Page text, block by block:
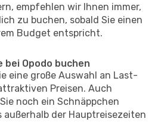
empfehlen wir Ihnen immer,
zu buchen, sobald Sie einen
Budget entspricht.
Opodo buchen
eine große Auswahl an Last-
Preisen. Auch
noch ein Schnäppchen
außerhalb der Hauptreisezeiten